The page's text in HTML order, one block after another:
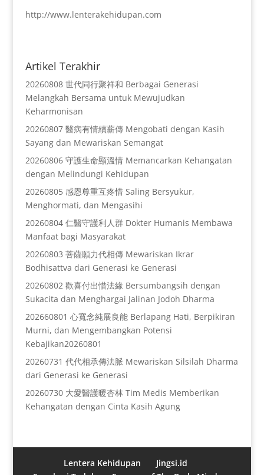
http://www.lenterakehidupan.com
Artikel Terakhir
20260808 世代同行聚祥和 Berbagai Generasi
Melangkah Bersama untuk Mewujudkan
Keharmonisan
20260807 醫病有情續薪傳 Mengobati dengan Kasih
Sayang dan Mewariskan Semangat
20260806 守護生命顯溫情 Memancarkan Kehangatan
dengan Melindungi Kehidupan
20260805 感恩尊重互疼惜 Saling Bersyukur,
Menghormati, dan Mengasihi
20260804 仁醫守護利人群 Dokter Humanis Membawa
Manfaat bagi Masyarakat
20260803 菩薩願力代相傳 Mewariskan Ikrar
Bodhisattva dari Generasi ke Generasi
20260802 歡喜付出惜法緣 Bersumbangsih dengan
Sukacita dan Menghargai Jalinan Jodoh Dharma
202660801 心寬念純展良能 Berlapang Hati, Berpikiran
Murni, dan Mengembangkan Potensi
Kebajikan20260801
20260731 代代相承傳法脈 Mewariskan Silsilah Dharma
dari Generasi ke Generasi
20260730 大愛醫護暖杏林 Tim Medis Memberikan
Kehangatan dengan Cinta Kasih Agung
Lentera Kehidupan
Jingsi.id